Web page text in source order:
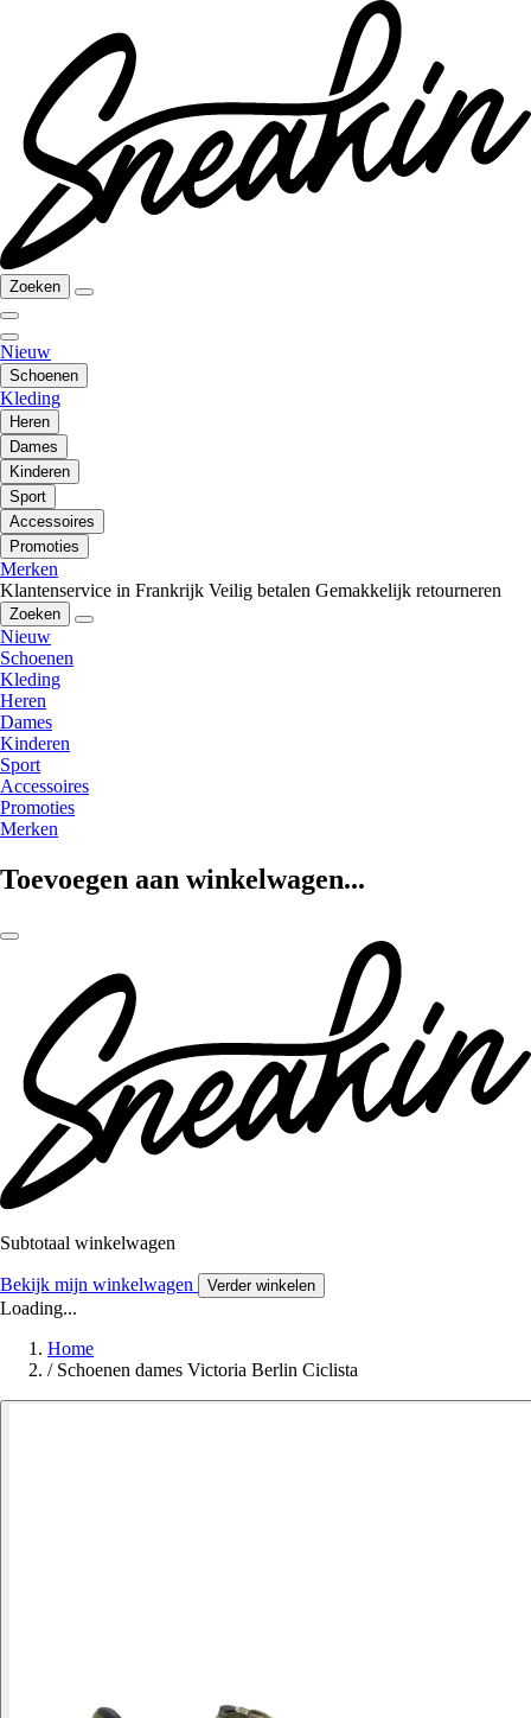
Zoeken
Nieuw
Schoenen
Kleding
Heren
Dames
Kinderen
Sport
Accessoires
Promoties
Merken
Klantenservice in Frankrijk Veilig betalen Gemakkelijk retourneren
Zoeken
Nieuw
Schoenen
Kleding
Heren
Dames
Kinderen
Sport
Accessoires
Promoties
Merken
Toevoegen aan winkelwagen...
Subtotaal winkelwagen
Bekijk mijn winkelwagen Verder winkelen
Loading...
Home
/ Schoenen dames Victoria Berlin Ciclista